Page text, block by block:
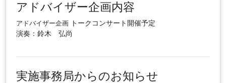
アドバイザー企画内容
アドバイザー企画トークコンサート開催予定
演奏：鈴木 弘尚
実施事務局からのお知らせ